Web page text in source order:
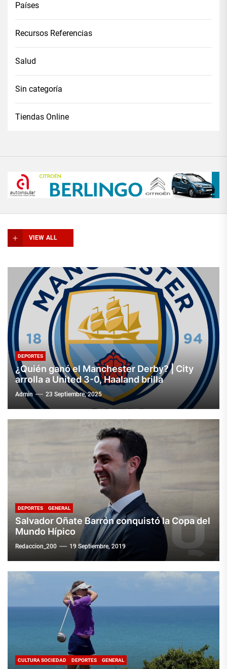
Países
Recursos Referencias
Salud
Sin categoría
Tiendas Online
VIEW ALL
DEPORTES
¿Quién ganó el Manchester Derby? | City
arrolla a United 3-0, Haaland brilla
Admin 23 Septiembre, 2025
DEPORTES GENERAL
Salvador Oñate Barrón conquistó la Copa del
Mundo Hípico
Redaccion_200 19 Septiembre, 2019
CULTURA SOCIEDAD DEPORTES GENERAL